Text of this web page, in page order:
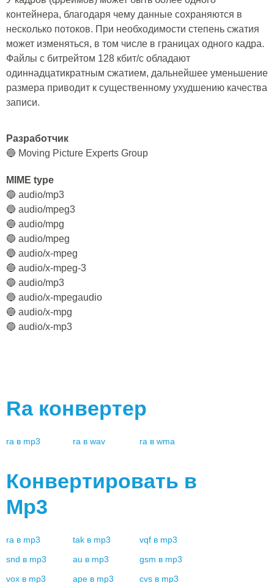
контейнера, благодаря чему данные сохраняются в
несколько потоков. При необходимости степень сжатия
может изменяться, в том числе в границах одного кадра.
Файлы с битрейтом 128 кбит/с обладают
одиннадцатикратным сжатием, дальнейшее уменьшение
размера приводит к существенному ухудшению качества
записи.
Разработчик
🔵 Moving Picture Experts Group
MIME type
🔵 audio/mp3
🔵 audio/mpeg3
🔵 audio/mpg
🔵 audio/mpeg
🔵 audio/x-mpeg
🔵 audio/x-mpeg-3
🔵 audio/mp3
🔵 audio/x-mpegaudio
🔵 audio/x-mpg
🔵 audio/x-mp3
Ra конвертер
ra в mp3 ra в wav ra в wma
Конвертировать в
Mp3
ra в mp3 tak в mp3 vqf в mp3
snd в mp3 au в mp3 gsm в mp3
vox в mp3 ape в mp3 cvs в mp3